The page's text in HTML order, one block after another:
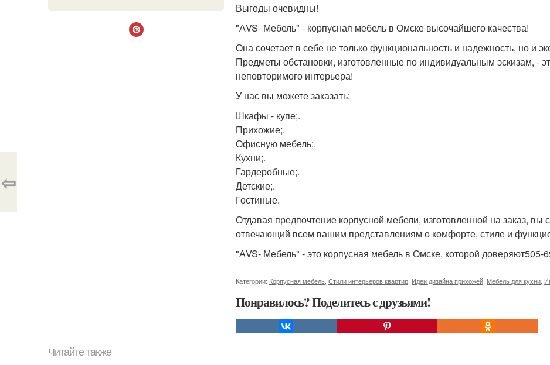
Выгоды очевидны!
"АVS- Мебель" - корпусная мебель в Омске высочайшего качества!
Она сочетает в себе не только функциональность и надежность, но и
Предметы обстановки, изготовленные по индивидуальным эскизам, -
неповторимого интерьера!
У нас вы можете заказать:
Шкафы - купе;.
Прихожие;.
Офисную мебель;.
Кухни;.
Гардеробные;.
Детские;.
Гостиные.
Отдавая предпочтение корпусной мебели, изготовленной на заказ, вы
отвечающий всем вашим представлениям о комфорте, стиле и
"АVS- Мебель" - это корпусная мебель в Омске, которой
Категории: Корпусная мебель Стили интерьеров квартир Идеи дизайна прихожей Мебель для кухни
Понравилось? Поделитесь с друзьями!
⇦
Читайте также